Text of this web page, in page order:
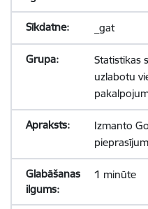
_gat
Statistikas
uzlabotu
Izmanto
1 minūte